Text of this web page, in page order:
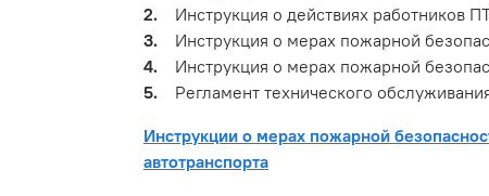
2.
Инструкция о действиях работников
3. Инструкция о мерах пожарной
4. Инструкция о мерах пожарной
5. Регламент технического
Инструкции о мерах пожарной
автотранспорта